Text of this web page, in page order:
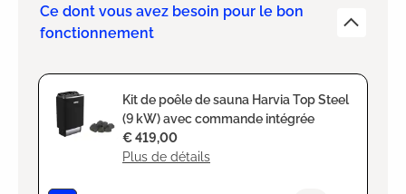
Ce dont vous avez besoin pour le bon
fonctionnement
Kit de poêle de sauna Harvia Top Steel
(9 kW) avec commande intégrée
Plus de détails
€ 419,00